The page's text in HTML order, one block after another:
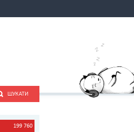
ШУКАТИ
199 760